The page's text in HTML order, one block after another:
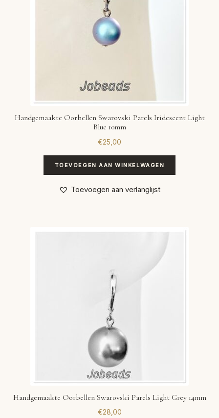
Handgemaakte Oorbellen Swarovski Parels Iridescent Light
Blue 10mm
€25,00
TOEVOEGEN AAN WINKELWAGEN
Toevoegen aan verlanglijst
Handgemaakte Oorbellen Swarovski Parels Light Grey 14mm
€28,00